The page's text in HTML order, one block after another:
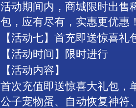
活动期间内，商城限时出售
包，应有尽有，实惠更优惠
【活动七】首充即送惊喜礼
【活动时间】限时进行
【活动内容】
首次充值即送惊喜大礼包，
公子宠物蛋、自动恢复神符